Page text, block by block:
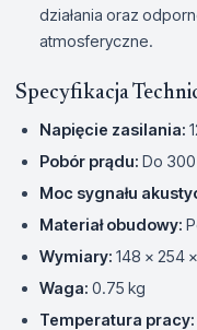
działania oraz
atmosferyczne.
Specyfikacja
Napięcie zasilania:
Pobór prądu: Do
Moc sygnału
Materiał obudowy:
Wymiary: 148 x 254
Waga: 0.75 kg
Temperatura pracy: